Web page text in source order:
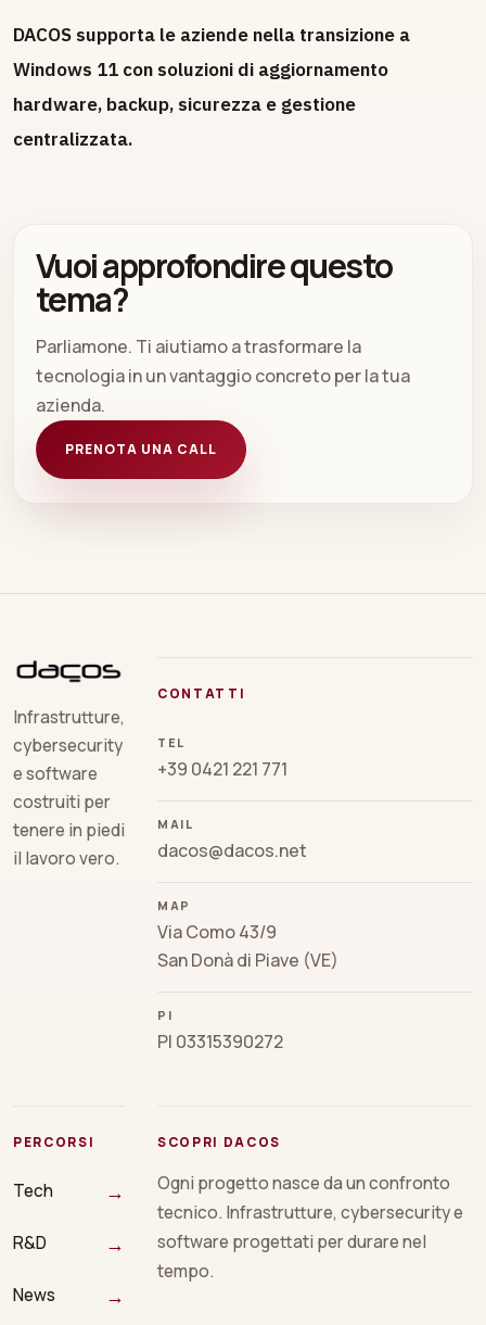
DACOS supporta le aziende nella transizione a
Windows 11 con soluzioni di aggiornamento
hardware, backup, sicurezza e gestione
centralizzata.
Vuoi approfondire questo
tema?
Parliamone. Ti aiutiamo a trasformare la
tecnologia in un vantaggio concreto per la tua
azienda.
PRENOTA UNA CALL
Infrastrutture,
cybersecurity
e software
costruiti per
tenere in piedi
il lavoro vero.
CONTATTI
TEL
+39 0421 221 771
MAIL
dacos@dacos.net
MAP
Via Como 43/9
San Donà di Piave (VE)
PI
PI 03315390272
PERCORSI
Tech →
R&D →
News →
SCOPRI DACOS
Ogni progetto nasce da un confronto
tecnico. Infrastrutture, cybersecurity e
software progettati per durare nel
tempo.